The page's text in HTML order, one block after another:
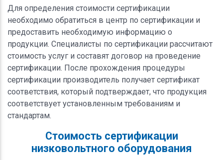
Для определения стоимости сертификации
необходимо обратиться в центр по сертификации и
предоставить необходимую информацию о
продукции. Специалисты по сертификации рассчитают
стоимость услуг и составят договор на проведение
сертификации. После прохождения процедуры
сертификации производитель получает сертификат
соответствия, который подтверждает, что продукция
соответствует установленным требованиям и
стандартам.
Стоимость сертификации
низковольтного оборудования